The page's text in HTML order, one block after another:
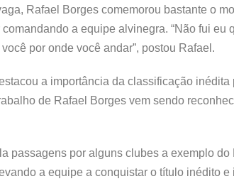
Rafael Borges comemorou bastante o
a equipe alvinegra. “Não fui
por onde você andar”, postou Rafael.
a importância da classificação
de Rafael Borges vem sendo
passagens por alguns clubes a exemplo
a equipe a conquistar o título inédito